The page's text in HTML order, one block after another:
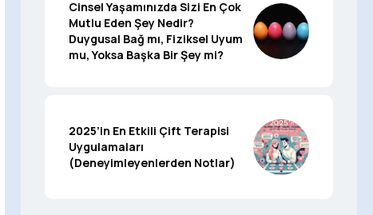
Cinsel Yaşamınızda Sizi En Çok
Mutlu Eden Şey Nedir?
Duygusal Bağ mı, Fiziksel Uyum
mu, Yoksa Başka Bir Şey mi?
2025’in En Etkili Çift Terapisi
Uygulamaları
(Deneyimleyenlerden Notlar)